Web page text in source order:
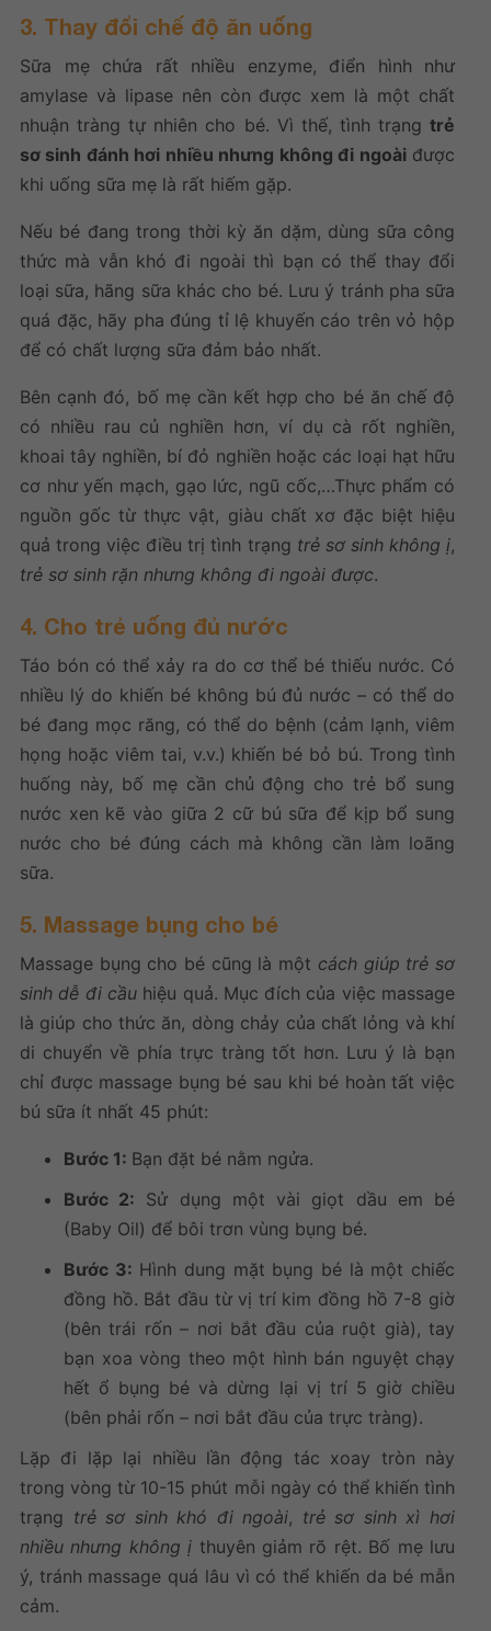
3. Thay đổi chế độ ăn uống
Sữa mẹ chứa rất nhiều enzyme, điển hình như
amylase và lipase nên còn được xem là một chất
nhuận tràng tự nhiên cho bé. Vì thế, tình trạng trẻ
sơ sinh đánh hơi nhiều nhưng không đi ngoàiđược
khi uống sữa mẹ là rất hiếm gặp.
Nếu bé đang trong thời kỳ ăn dặm, dùng sữa công
thức mà vẫn khó đi ngoài thì bạn có thể thay đổi
loại sữa, hãng sữa khác cho bé. Lưu ý tránh pha sữa
quá đặc, hãy pha đúng tỉ lệ khuyến cáo trên vỏ hộp
để có chất lượng sữa đảm bảo nhất.
Bên cạnh đó, bố mẹ cần kết hợp cho bé ăn chế độ
có nhiều rau củ nghiền hơn, ví dụ cà rốt nghiền,
khoai tây nghiền, bí đỏ nghiền hoặc các loại hạt hữu
cơ như yến mạch, gạo lức, ngũ cốc,…Thực phẩm có
nguồn gốc từ thực vật, giàu chất xơ đặc biệt hiệu
quả trong việc điều trị tình trạng trẻ sơ sinh không ị,
trẻ sơ sinh rặn nhưng không đi ngoài được.
4. Cho trẻ uống đủ nước
Táo bón có thể xảy ra do cơ thể bé thiếu nước. Có
nhiều lý do khiến bé không bú đủ nước – có thể do
bé đang mọc răng, có thể do bệnh (cảm lạnh, viêm
họng hoặc viêm tai, v.v.) khiến bé bỏ bú. Trong tình
huống này, bố mẹ cần chủ động cho trẻ bổ sung
nước xen kẽ vào giữa 2 cữ bú sữa để kịp bổ sung
nước cho bé đúng cách mà không cần làm loãng
sữa.
5. Massage bụng cho bé
Massage bụng cho bé cũng là một cách giúp trẻ sơ
sinh dễ đi cầuhiệu quả. Mục đích của việc massage
là giúp cho thức ăn, dòng chảy của chất lỏng và khí
di chuyển về phía trực tràng tốt hơn. Lưu ý là bạn
chỉ được massage bụng bé sau khi bé hoàn tất việc
bú sữa ít nhất 45 phút:
Bước 1: Bạn đặt bé nằm ngửa.
Bước 2: Sử dụng một vài giọt dầu em bé
(Baby Oil) để bôi trơn vùng bụng bé.
Bước 3: Hình dung mặt bụng bé là một chiếc
đồng hồ. Bắt đầu từ vị trí kim đồng hồ 7-8 giờ
(bên trái rốn – nơi bắt đầu của ruột già), tay
bạn xoa vòng theo một hình bán nguyệt chạy
hết ổ bụng bé và dừng lại vị trí 5 giờ chiều
(bên phải rốn – nơi bắt đầu của trực tràng).
Lặp đi lặp lại nhiều lần động tác xoay tròn này
trong vòng từ 10-15 phút mỗi ngày có thể khiến tình
trạng trẻ sơ sinh khó đi ngoài, trẻ sơ sinh xì hơi
nhiều nhưng không ị thuyên giảm rõ rệt. Bố mẹ lưu
ý, tránh massage quá lâu vì có thể khiến da bé mẫn
cảm.